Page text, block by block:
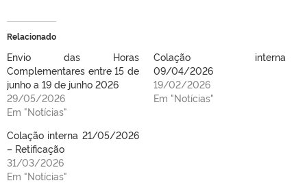
Relacionado
Envio das Horas
Complementares entre 15 de
junho a 19 de junho 2026
29/05/2026
Em "Notícias"
Colação interna
09/04/2026
19/02/2026
Em "Notícias"
Colação interna 21/05/2026
– Retificação
31/03/2026
Em "Notícias"